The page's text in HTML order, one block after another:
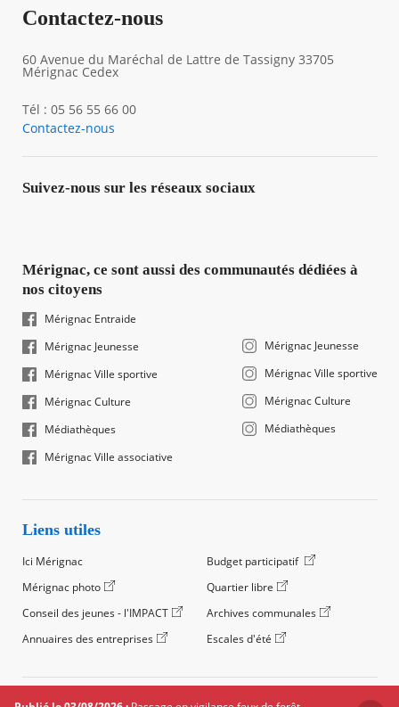
Contactez-nous
60 Avenue du Maréchal de Lattre de Tassigny 33705
Mérignac Cedex
Tél : 05 56 55 66 00
Contactez-nous
Suivez-nous sur les réseaux sociaux
Mérignac, ce sont aussi des communautés dédiées à
nos citoyens
Mérignac Entraide
Mérignac Jeunesse
Mérignac Ville sportive
Mérignac Culture
Médiathèques
Mérignac Ville associative
Mérignac Jeunesse
Mérignac Ville sportive
Mérignac Culture
Médiathèques
Liens utiles
Ici Mérignac
Budget participatif
Mérignac photo
Quartier libre
Conseil des jeunes - l'IMPACT
Archives communales
Annuaires des entreprises
Escales d'été
©2024 Ville de Mérignac, Tous droits réservés